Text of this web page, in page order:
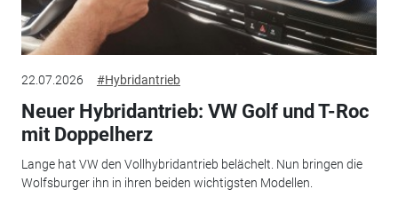
22.07.2026 #Hybridantrieb
Neuer Hybridantrieb: VW Golf und T-Roc
mit Doppelherz
Lange hat VW den Vollhybridantrieb belächelt. Nun bringen die
Wolfsburger ihn in ihren beiden wichtigsten Modellen.